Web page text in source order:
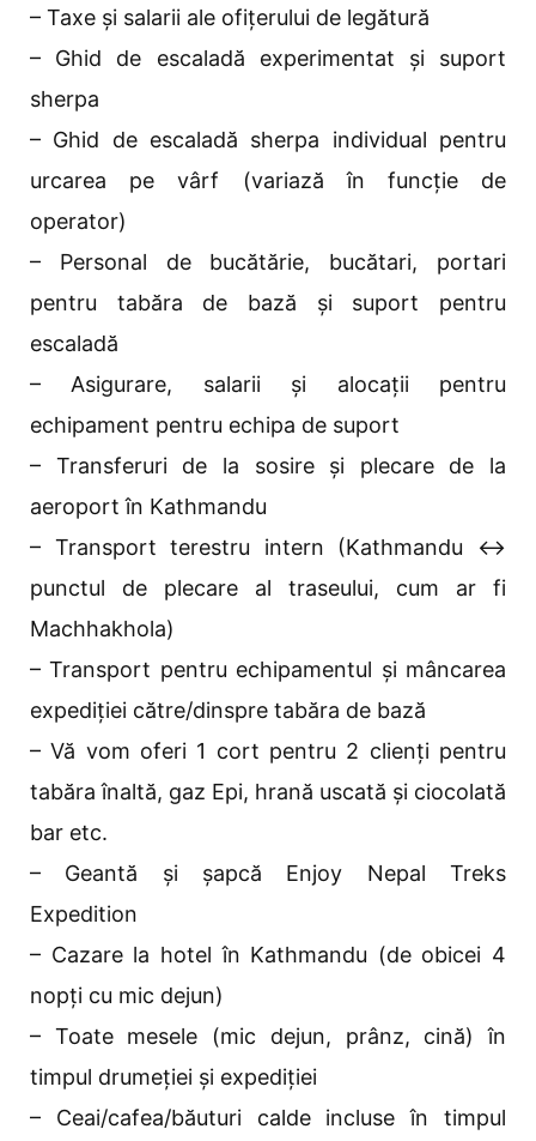
– Taxe și salarii ale ofițerului de legătură
– Ghid de escaladă experimentat și suport
sherpa
– Ghid de escaladă sherpa individual pentru
urcarea pe vârf (variază în funcție de
operator)
– Personal de bucătărie, bucătari, portari
pentru tabăra de bază și suport pentru
escaladă
– Asigurare, salarii și alocații pentru
echipament pentru echipa de suport
– Transferuri de la sosire și plecare de la
aeroport în Kathmandu
– Transport terestru intern (Kathmandu ↔
punctul de plecare al traseului, cum ar fi
Machhakhola)
– Transport pentru echipamentul și mâncarea
expediției către/dinspre tabăra de bază
– Vă vom oferi 1 cort pentru 2 clienți pentru
tabăra înaltă, gaz Epi, hrană uscată și ciocolată
bar etc.
– Geantă și șapcă Enjoy Nepal Treks
Expedition
– Cazare la hotel în Kathmandu (de obicei 4
nopți cu mic dejun)
– Toate mesele (mic dejun, prânz, cină) în
timpul drumeției și expediției
– Ceai/cafea/băuturi calde incluse în timpul